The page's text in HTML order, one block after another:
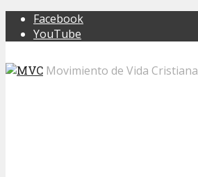
Facebook
YouTube
Movimiento de Vida Cristiana